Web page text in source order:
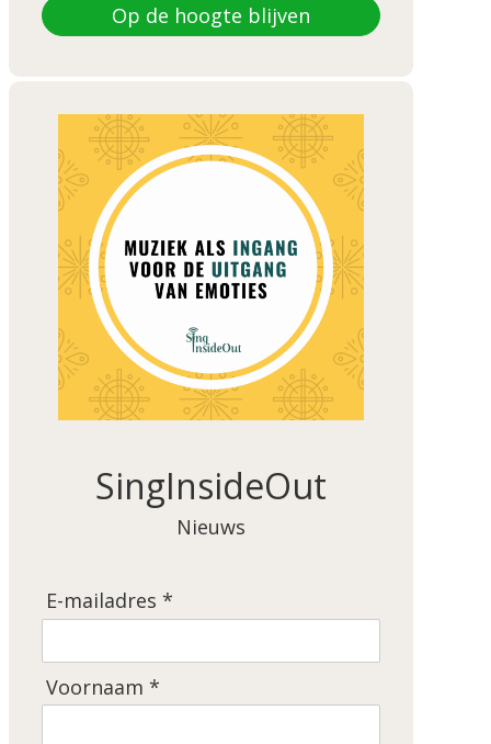
Op de hoogte blijven
SingInsideOut
Nieuws
E-mailadres *
Voornaam *